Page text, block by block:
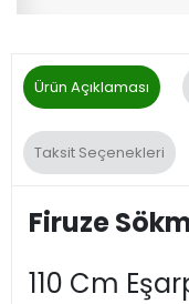
Ürün Açıklaması
Taksit Seçenekleri
Firuze
110 Cm